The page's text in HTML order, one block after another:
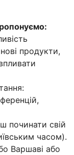
продукти,
починати свій
часом).
Варшаві або